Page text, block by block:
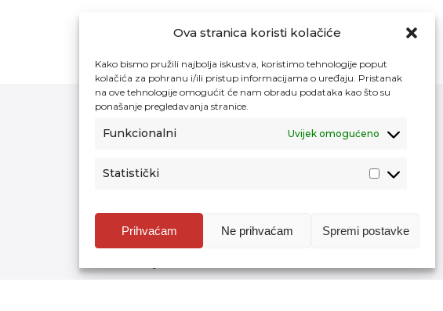
Ova stranica koristi kolačiće
Kako bismo pružili najbolja iskustva, koristimo tehnologije poput
kolačića za pohranu i/ili pristup informacijama o uređaju. Pristanak
na ove tehnologije omogućit će nam obradu podataka kao što su
ponašanje pregledavanja stranice.
Funkcionalni Uvijek omogućeno
Statistički
Prihvaćam Ne prihvaćam Spremi postavke
Pristup informacijama
Povjerljiva osoba za unutarnje prijavljivanje
nepravilnosti
Etički povjerenik Agencije za odgoj i